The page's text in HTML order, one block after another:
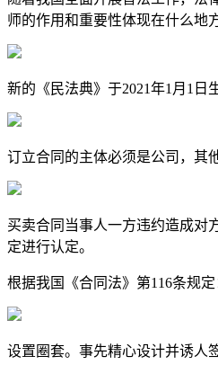
师的作用和重要性体现在什么地
新的《民法典》于2021年1月1日
订立合同的主体必须是公司，其
买卖合同当事人一方违约造成对
定进行认定。
根据我国《合同法》第116条规
设置圈套。事先精心设计并诱人